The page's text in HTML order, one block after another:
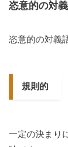
恣意的の対
恣意的の対義
規則的
一定の決まり